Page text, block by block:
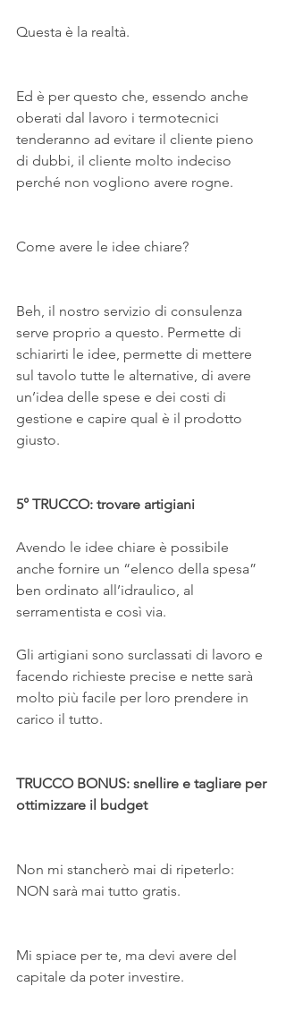
Questa è la realtà.
Ed è per questo che, essendo anche
oberati dal lavoro i termotecnici
tenderanno ad evitare il cliente pieno
di dubbi, il cliente molto indeciso
perché non vogliono avere rogne.
Come avere le idee chiare?
Beh, il nostro servizio di consulenza
serve proprio a questo. Permette di
schiarirti le idee, permette di mettere
sul tavolo tutte le alternative, di avere
un’idea delle spese e dei costi di
gestione e capire qual è il prodotto
giusto.
5° TRUCCO: trovare artigiani
Avendo le idee chiare è possibile
anche fornire un “elenco della spesa”
ben ordinato all’idraulico, al
serramentista e così via.
Gli artigiani sono surclassati di lavoro e
facendo richieste precise e nette sarà
molto più facile per loro prendere in
carico il tutto.
TRUCCO BONUS: snellire e tagliare per
ottimizzare il budget
Non mi stancherò mai di ripeterlo:
NON sarà mai tutto gratis.
Mi spiace per te, ma devi avere del
capitale da poter investire.